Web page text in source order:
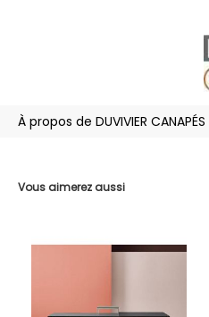
Vous aimerez aussi
À propos de DUVIVIER CANAPÉS